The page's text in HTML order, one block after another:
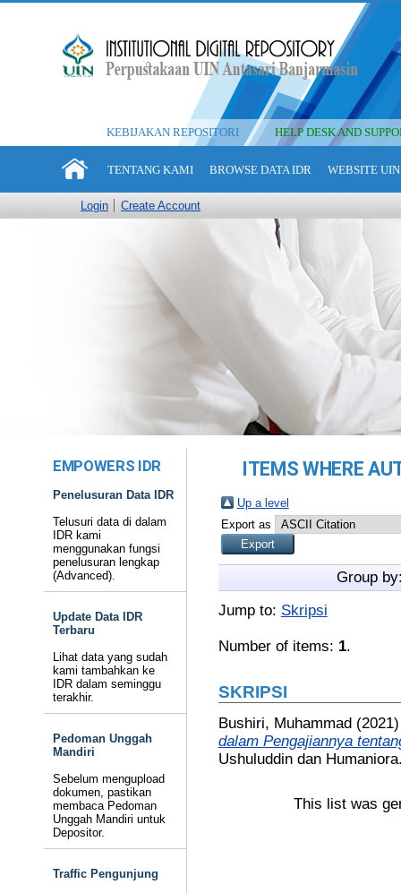
KEBIJAKAN REPOSITORI HELP DESK AND
TENTANG KAMI BROWSE DATA IDR WEBSITE
Login Create Account
EMPOWERS IDR
Penelusuran Data IDR
Telusuri data di dalam
IDR kami
menggunakan fungsi
penelusuran lengkap
(Advanced).
Update Data IDR
Terbaru
Lihat data yang sudah
kami tambahkan ke
IDR dalam seminggu
terakhir.
Pedoman Unggah
Mandiri
Sebelum mengupload
dokumen, pastikan
membaca Pedoman
Unggah Mandiri untuk
Depositor.
Traffic Pengunjung
ITEMS WHERE
Up a level
Export as
Group
Jump to: Skripsi
Number of items: 1.
SKRIPSI
Bushiri, Muhammad
dalam Pengajiannya
Ushuluddin dan
This list was